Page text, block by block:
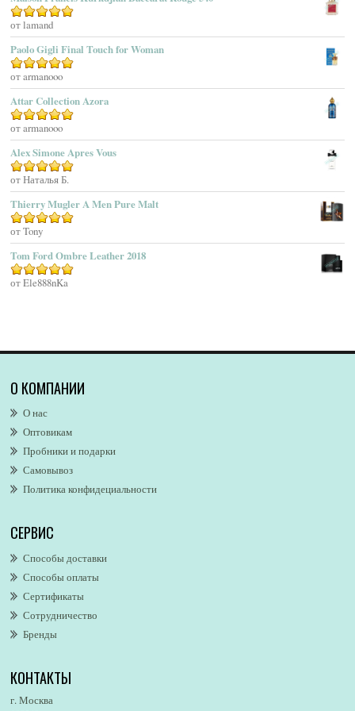
Agatha Ruiz De La Prada
Agatho Parfum
Agent Provocateur
Agnes B
Agonist
Ahjaar
Aigner
Aj Arabia (Widian)
Ajmal
Akro
Al Hamatt
Al Haramain
Al-Jazeera
Alex Simone
Alexander McQueen
Alexandre. J
Alford & Hoff
Alfred Dunhill
Alfred Ritchy
Alfred Sung
AllSaints
Alsayad
Altaia
Alvarez Gomez
Alviero Martini
Alyson Oldoini
American Eagle
Оценка5из 5
от lamand
Paolo Gigli Final Touch for Woman
Оценка5из 5
от armanooo
Attar Collection Azora
Оценка5из 5
от armanooo
Alex Simone Apres Vous
Оценка5из 5
от Наталья Б.
Thierry Mugler A Men Pure Malt
Оценка
от Tony
Tom Ford Ombre Leather 2018
Оценка5из 5
от Ele888nKa
О КОМПАНИИ
О нас
Оптовикам
Пробники и подарки
Самовывоз
Политика конфидециальности
СЕРВИС
Способы доставки
Способы оплаты
Сертификаты
Сотрудничество
Бренды
КОНТАКТЫ
г. Москва